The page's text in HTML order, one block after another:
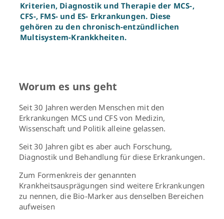
Kriterien, Diagnostik und Therapie der MCS-,
CFS-, FMS- und ES- Erkrankungen. Diese
gehören zu den chronisch-entzündlichen
Multisystem-Krankkheiten.
Worum es uns geht
Seit 30 Jahren werden Menschen mit den
Erkrankungen MCS und CFS von Medizin,
Wissenschaft und Politik alleine gelassen.
Seit 30 Jahren gibt es aber auch Forschung,
Diagnostik und Behandlung für diese Erkrankungen.
Zum Formenkreis der genannten
Krankheitsausprägungen sind weitere Erkrankungen
zu nennen, die Bio-Marker aus denselben Bereichen
aufweisen